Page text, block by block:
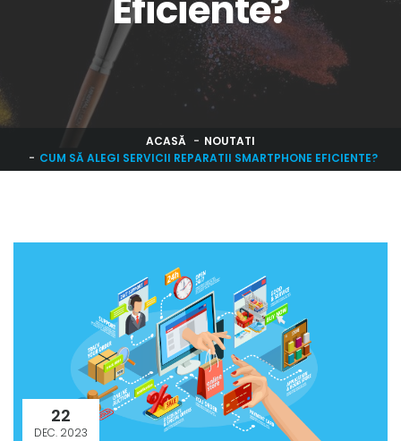
ACASĂ
NOUTATI
CUM SĂ ALEGI SERVICII REPARATII SMARTPHONE EFICIENTE?
22
DEC. 2023